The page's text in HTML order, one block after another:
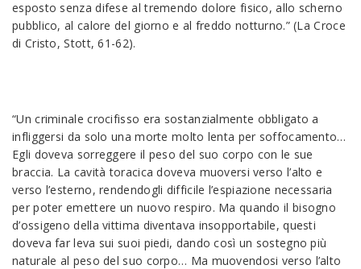
esposto senza difese al tremendo dolore fisico, allo scherno
pubblico, al calore del giorno e al freddo notturno.” (La Croce
di Cristo, Stott, 61-62).
“Un criminale crocifisso era sostanzialmente obbligato a
infliggersi da solo una morte molto lenta per soffocamento…
Egli doveva sorreggere il peso del suo corpo con le sue
braccia. La cavità toracica doveva muoversi verso l’alto e
verso l’esterno, rendendogli difficile l’espiazione necessaria
per poter emettere un nuovo respiro. Ma quando il bisogno
d’ossigeno della vittima diventava insopportabile, questi
doveva far leva sui suoi piedi, dando così un sostegno più
naturale al peso del suo corpo… Ma muovendosi verso l’alto